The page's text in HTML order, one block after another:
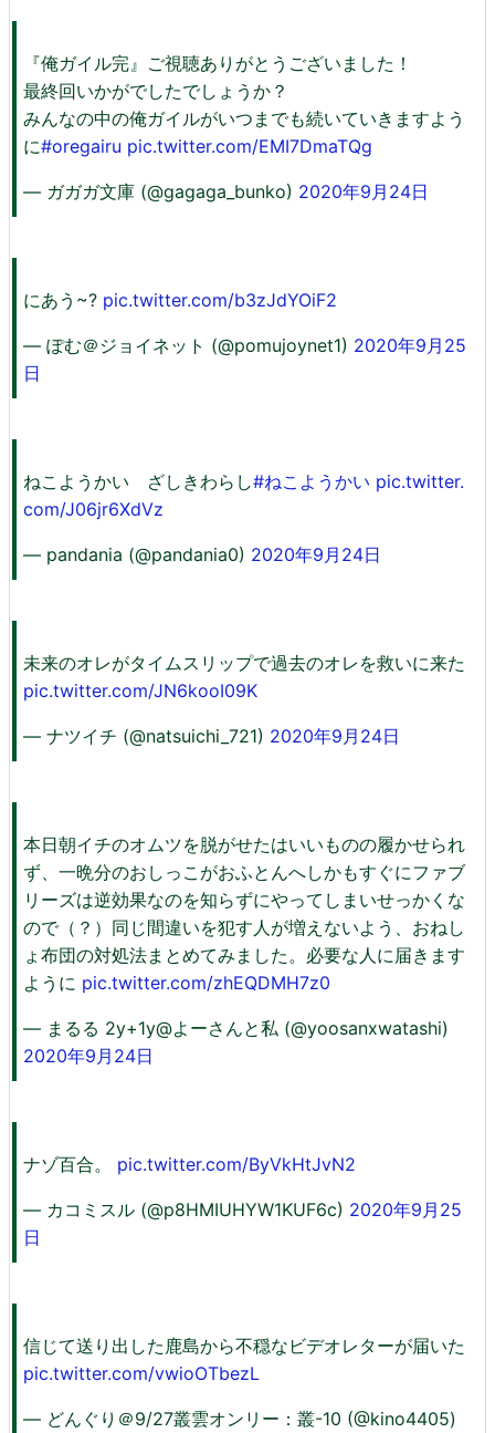
『俺ガイル完』ご視聴ありがとうございました！
最終回いかがでしたでしょうか？
みんなの中の俺ガイルがいつまでも続いていきますよう
に#oregairu pic.twitter.com/EMI7DmaTQg
— ガガガ文庫 (@gagaga_bunko) 2020年9月24日
にあう~? pic.twitter.com/b3zJdYOiF2
— ぽむ＠ジョイネット (@pomujoynet1) 2020年9月25
日
ねこようかい ざしきわらし#ねこようかい pic.twitter.
com/J06jr6XdVz
— pandania (@pandania0) 2020年9月24日
未来のオレがタイムスリップで過去のオレを救いに来た
pic.twitter.com/JN6kooI09K
— ナツイチ (@natsuichi_721) 2020年9月24日
本日朝イチのオムツを脱がせたはいいものの履かせられ
ず、一晩分のおしっこがおふとんへしかもすぐにファブ
リーズは逆効果なのを知らずにやってしまいせっかくな
ので（？）同じ間違いを犯す人が増えないよう、おねし
ょ布団の対処法まとめてみました。必要な人に届きます
ように pic.twitter.com/zhEQDMH7z0
— まるる 2y+1y@よーさんと私 (@yoosanxwatashi)
2020年9月24日
ナゾ百合。 pic.twitter.com/ByVkHtJvN2
— カコミスル (@p8HMIUHYW1KUF6c) 2020年9月25
日
信じて送り出した鹿島から不穏なビデオレターが届いた
pic.twitter.com/vwioOTbezL
— どんぐり＠9/27叢雲オンリー：叢-10 (@kino4405)